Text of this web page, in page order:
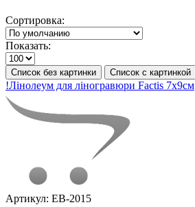
Сортировка:
Показать:
Список без картинки Список с картинкой
!Лінолеум для ліногравюри Factis 7х9см
Артикул: ЕВ-2015